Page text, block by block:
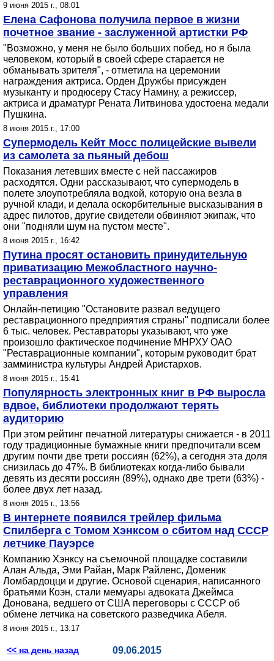
9 июня 2015 г., 08:01
Елена Сафонова получила первое в жизни
почетное звание - заслуженной артистки РФ
"Возможно, у меня не было больших побед, но я была
человеком, который в своей сфере старается не
обманывать зрителя", - отметила на церемонии
награждения актриса. Орден Дружбы присужден
музыканту и продюсеру Стасу Намину, а режиссер,
актриса и драматург Рената Литвинова удостоена медали
Пушкина.
8 июня 2015 г., 17:00
Супермодель Кейт Мосс полицейские вывели
из самолета за пьяный дебош
Показания летевших вместе с ней пассажиров
расходятся. Одни рассказывают, что супермодель в
полете злоупотребляла водкой, которую она везла в
ручной клади, и делала оскорбительные высказывания в
адрес пилотов, другие свидетели обвиняют экипаж, что
они "подняли шум на пустом месте".
8 июня 2015 г., 16:42
Путина просят остановить принудительную
приватизацию Межобластного научно-
реставрационного художественного
управления
Онлайн-петицию "Остановите развал ведущего
реставрационного предприятия страны" подписали более
6 тыс. человек. Реставраторы указывают, что уже
произошло фактическое подчинение МНРХУ ОАО
"Реставрационные компании", которым руководит брат
замминистра культуры Андрей Аристархов.
8 июня 2015 г., 15:41
Популярность электронных книг в РФ выросла
вдвое, библиотеки продолжают терять
аудиторию
При этом рейтинг печатной литературы снижается - в 2011
году традиционные бумажные книги предпочитали всем
другим почти две трети россиян (62%), а сегодня эта доля
снизилась до 47%. В библиотеках когда-либо бывали
девять из десяти россиян (89%), однако две трети (63%) -
более двух лет назад.
8 июня 2015 г., 13:56
В интернете появился трейлер фильма
Спилберга с Томом Хэнксом о сбитом над СССР
летчике Пауэрсе
Компанию Хэнксу на съемочной площадке составили
Алан Альда, Эми Райан, Марк Райленс, Доменик
Ломбардоцци и другие. Основой сценария, написанного
братьями Коэн, стали мемуары адвоката Джеймса
Донована, ведшего от США переговоры с СССР об
обмене летчика на советского разведчика Абеля.
8 июня 2015 г., 13:17
<< на день назад 09.06.2015